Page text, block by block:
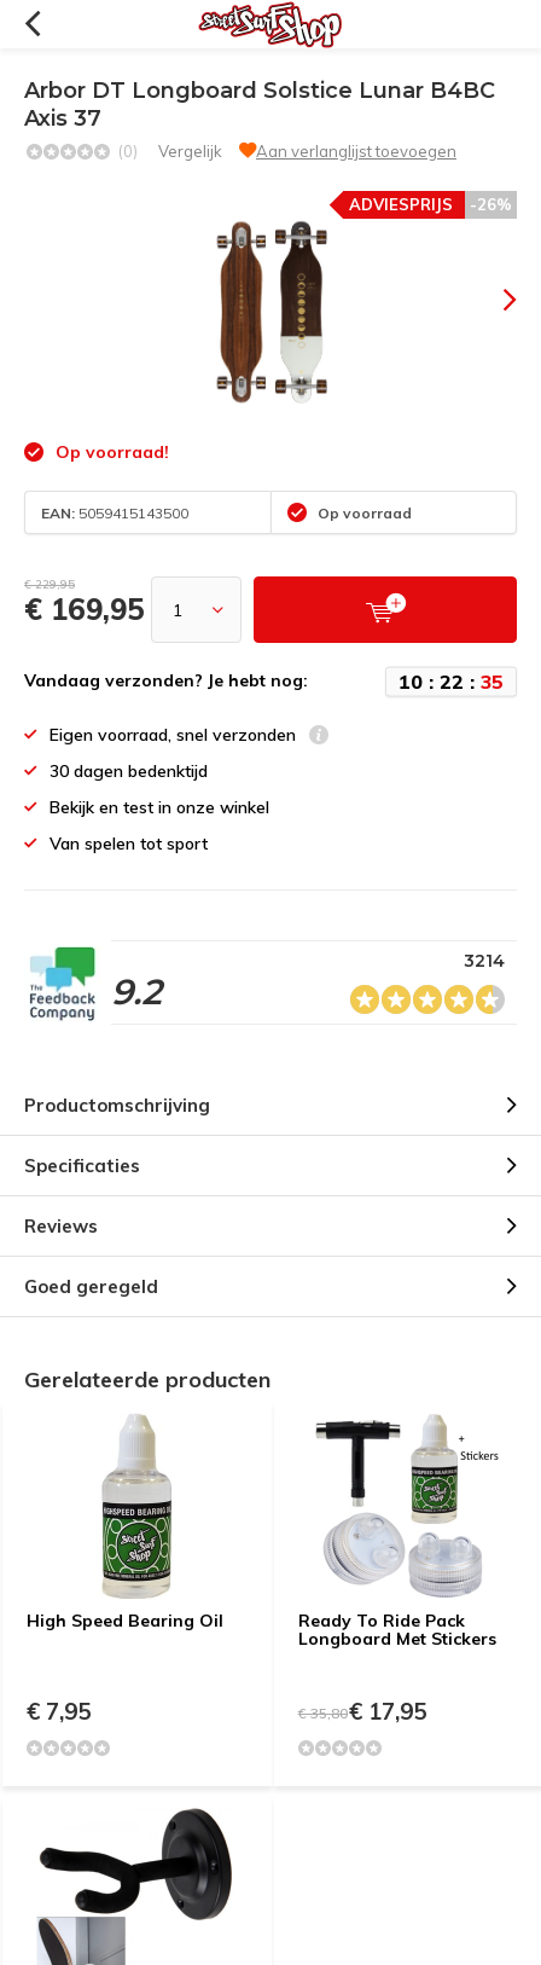
Arbor DT Longboard Solstice Lunar B4BC
Axis 37
(0) Vergelijk Aan verlanglijst toevoegen
-26%
ADVIESPRIJS
Op voorraad!
EAN: 5059415143500 Op voorraad
€ 229,95
€ 169,95
Vandaag verzonden? Je hebt nog: 10 : 22 : 35
Eigen voorraad, snel verzonden
30 dagen bedenktijd
Bekijk en test in onze winkel
Van spelen tot sport
9.2
3214
Productomschrijving
Specificaties
Reviews
Goed geregeld
Gerelateerde producten
High Speed Bearing Oil
€ 7,95
Ready To Ride Pack
Longboard Met Stickers
€ 35,80€ 17,95